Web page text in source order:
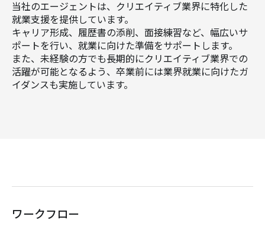
当社のエージェントは、クリエイティブ業界に特化した
就業支援を提供しています。
キャリア形成、履歴書の添削、面接練習など、幅広いサ
ポートを行い、就業に向けた準備をサポートします。
また、未経験の方でも長期的にクリエイティブ業界での
活躍が可能となるよう、卒業前には業界就業に向けたガ
イダンスも実施しています。
ワークフロー